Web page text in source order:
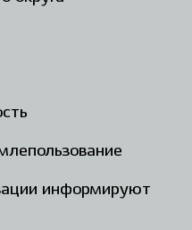
информируют